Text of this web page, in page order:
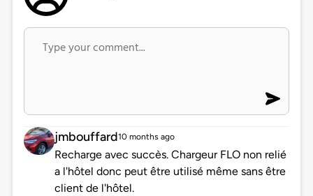
jmbouffard10 months ago
Recharge avec succès. Chargeur FLO non relié
a l'hôtel donc peut être utilisé même sans être
client de l'hôtel.